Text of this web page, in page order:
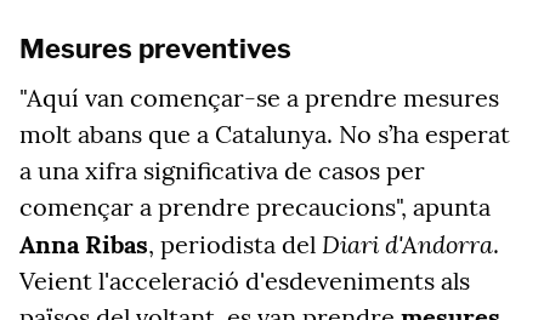
Mesures preventives
"Aquí van començar-se a prendre mesures
molt abans que a Catalunya. No s’ha esperat
a una xifra significativa de casos per
començar a prendre precaucions", apunta
Anna Ribas, periodista del Diari d'Andorra.
Veient l'acceleració d'esdeveniments als